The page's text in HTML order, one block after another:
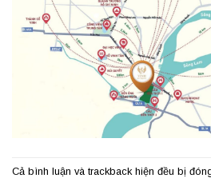
Cả bình luận và trackback hiện đều bị